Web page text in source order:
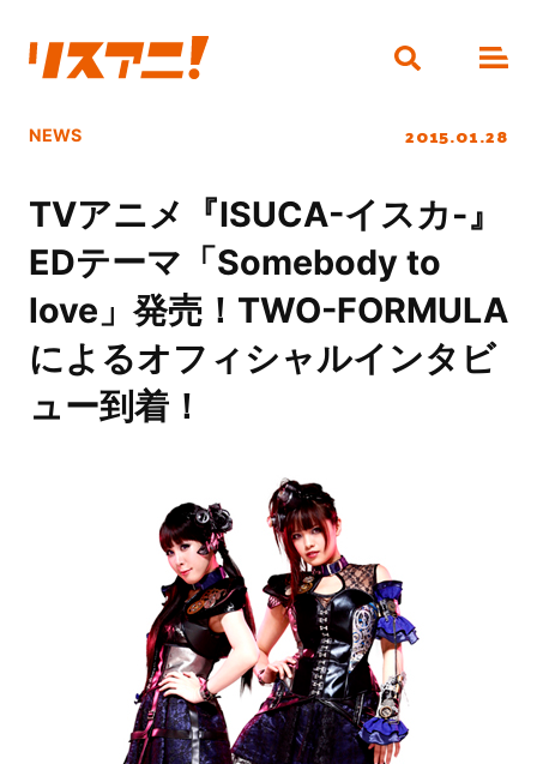
NEWS 2015.01.28
TVアニメ『ISUCA-イスカ-』
EDテーマ「Somebody to
love」発売！TWO-FORMULA
によるオフィシャルインタビ
ュー到着！